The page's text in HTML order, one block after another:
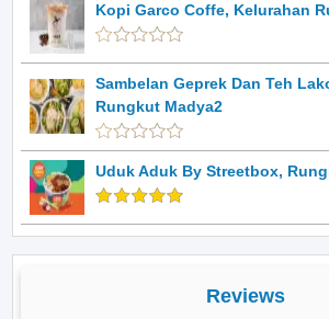
Kopi Garco Coffe, Kelurahan
Sambelan Geprek Dan Teh
Rungkut Madya2
Uduk Aduk By Streetbox,
Reviews